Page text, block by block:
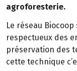
agroforesterie.
Le réseau
respectueux des
préservation des
cette technique